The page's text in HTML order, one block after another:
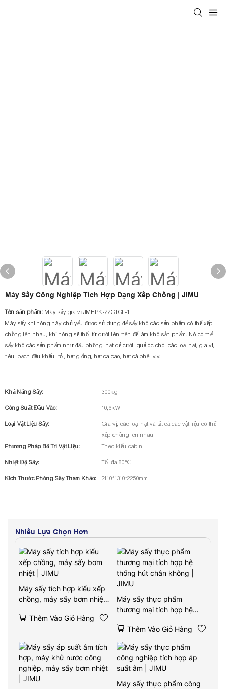
Máy Sấy Công Nghiệp Tích Hợp Dạng Xếp Chồng | JIMU
Tên sản phẩm: Máy sấy gia vị JMHPK-22CTCL-1
Máy sấy khí nóng này chủ yếu được sử dụng để sấy khô các sản phẩm có thể xếp
chồng lên nhau, khí nóng sẽ thổi từ dưới lên trên để làm khô sản phẩm. Nó có thể
sấy khô các sản phẩm như đậu phộng, hạt dẻ cười, quả óc chó, các loại hạt, gia vị,
tiêu, bạch đậu khấu, tỏi, hạt giống, hạt ca cao, hạt cà phê, v.v.
Khả Năng Sấy: 300kg
Công Suất Đầu Vào: 10,6kW
Loại Vật Liệu Sấy:
Gia vị, các loại hạt và tất cả các vật liệu có thể
xếp chồng lên nhau.
Phương Pháp Bố Trí Vật Liệu:
Theo kiểu cabin
Nhiệt Độ Sấy: Tối đa 80℃
Kích Thước Phòng Sấy Tham Khảo: 2110*1310*2250mm
Nhiều Lựa Chọn Hơn
Máy sấy tích hợp kiểu xếp
chồng, máy sấy bơm nhiệt
Thêm Vào Giỏ Hàng
Máy sấy thực phẩm
thương mại tích hợp hệ
JIMUThêm Vào Giỏ Hàng
Máy sấy thực phẩm công